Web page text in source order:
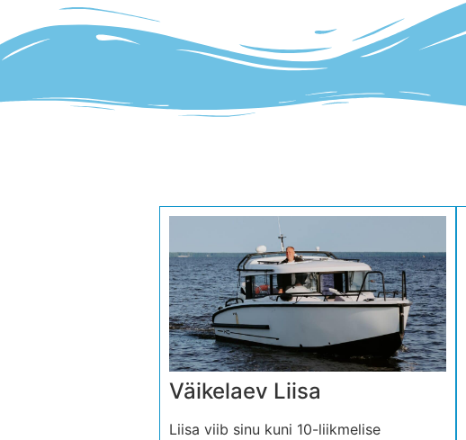
Väikelaev Liisa
Liisa viib sinu kuni 10-liikmelise